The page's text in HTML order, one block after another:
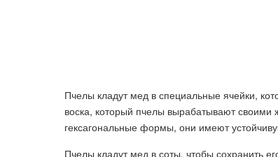
Пчелы кладут мед в специальные ячейки,
воска, который пчелы вырабатывают
гексагональные формы, они имеют
Пчелы кладут мед в соты, чтобы сохранить